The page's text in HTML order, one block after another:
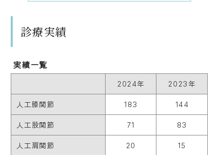
診療実績
実績一覧
2024年 2023年
人工膝関節 183 144
人工股関節 71 83
人工肩関節 20 15